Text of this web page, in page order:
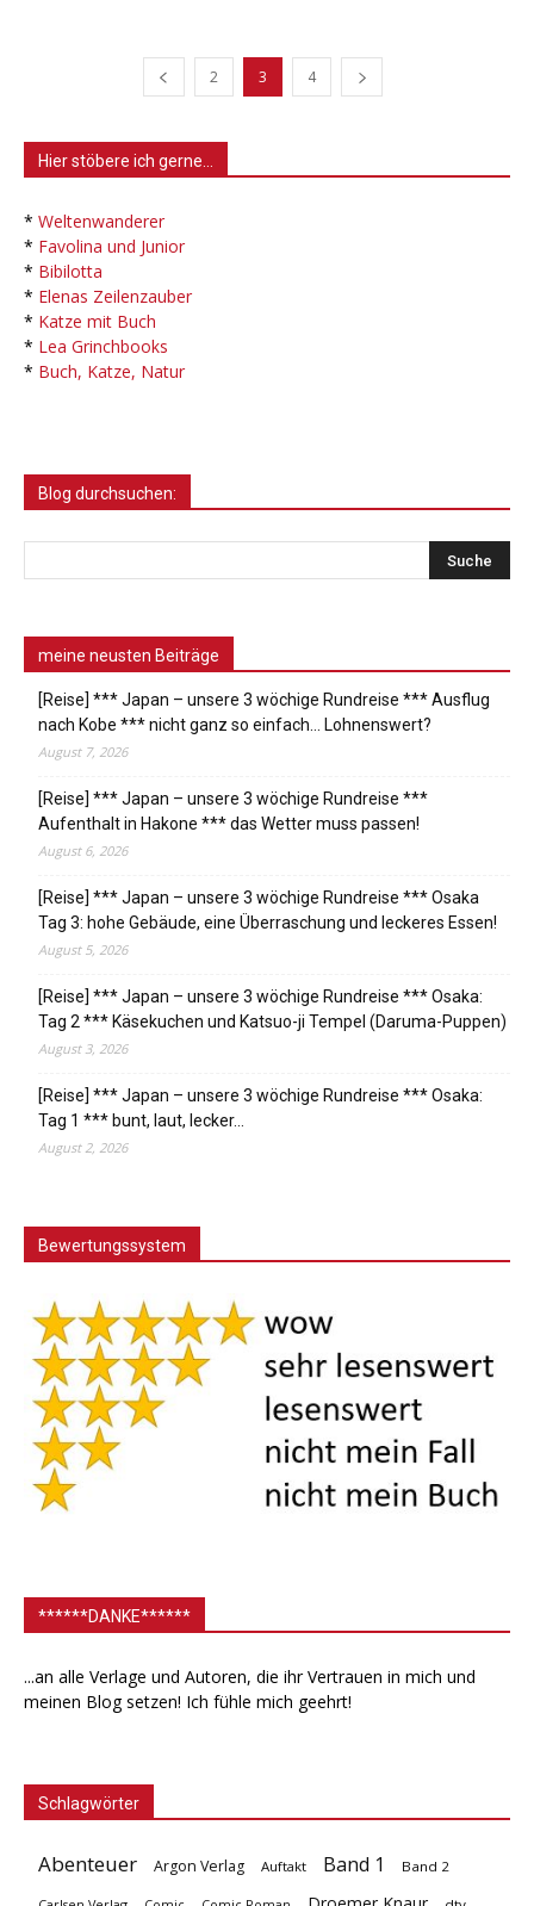
2 3 4
Hier stöbere ich gerne…
* Weltenwanderer
* Favolina und Junior
* Bibilotta
* Elenas Zeilenzauber
* Katze mit Buch
* Lea Grinchbooks
* Buch, Katze, Natur
Blog durchsuchen:
meine neusten Beiträge
[Reise] *** Japan – unsere 3 wöchige Rundreise *** Ausflug
nach Kobe *** nicht ganz so einfach… Lohnenswert?
August 7, 2026
[Reise] *** Japan – unsere 3 wöchige Rundreise ***
Aufenthalt in Hakone *** das Wetter muss passen!
August 6, 2026
[Reise] *** Japan – unsere 3 wöchige Rundreise *** Osaka
Tag 3: hohe Gebäude, eine Überraschung und leckeres Essen!
August 5, 2026
[Reise] *** Japan – unsere 3 wöchige Rundreise *** Osaka:
Tag 2 *** Käsekuchen und Katsuo-ji Tempel (Daruma-Puppen)
August 3, 2026
[Reise] *** Japan – unsere 3 wöchige Rundreise *** Osaka:
Tag 1 *** bunt, laut, lecker…
August 2, 2026
Bewertungssystem
******DANKE******
...an alle Verlage und Autoren, die ihr Vertrauen in mich und
meinen Blog setzen! Ich fühle mich geehrt!
Schlagwörter
Abenteuer Argon Verlag Auftakt Band 1 Band 2